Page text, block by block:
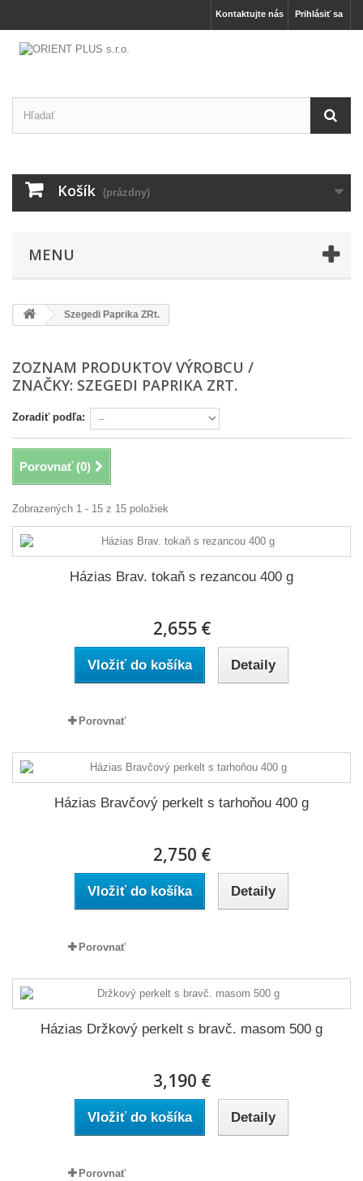
Prihlásiť sa
Kontaktujte nás
Košík (prázdny)
MENU
Szegedi Paprika ZRt.
ZOZNAM PRODUKTOV VÝROBCU /
ZNAČKY: SZEGEDI PAPRIKA ZRT.
Zoradiť podľa:
Porovnať (0)
Zobrazených 1 - 15 z 15 položiek
Házias Brav. tokaň s rezancou 400 g
2,655 €
Vložiť do košíka Detaily
Porovnať
Házias Bravčový perkelt s tarhoňou 400 g
2,750 €
Vložiť do košíka Detaily
Porovnať
Házias Držkový perkelt s bravč. masom 500 g
3,190 €
Vložiť do košíka Detaily
Porovnať